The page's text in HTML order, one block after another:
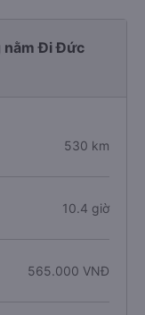
nằm Đi Đức
530 km
10.4 giờ
565.000 VNĐ